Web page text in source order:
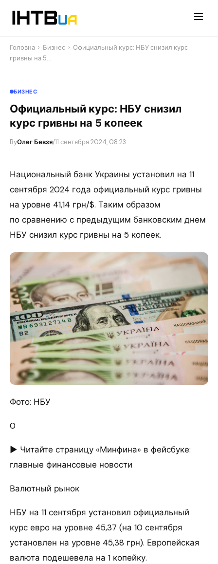
Головна › Бизнес › Официальный курс: НБУ снизил курс
гривны на 5…
БИЗНЕС
Официальный курс: НБУ снизил
курс гривны на 5 копеек
ByОлег Бевзя/11 сентября 2024, 08:23
Национальный банк Украины установил на 11
сентября 2024 года официальный курс гривны
на уровне 41,14 грн/$. Таким образом
по сравнению с предыдущим банковским днем
НБУ снизил курс гривны на 5 копеек.
Фото: НБУ
0
► Читайте страницу «Минфина» в фейсбуке:
главные финансовые новости
Валютный рынок
НБУ на 11 сентября установил официальный
курс евро на уровне 45,37 (на 10 сентября
установлен на уровне 45,38 грн). Европейская
валюта подешевела на 1 копейку.